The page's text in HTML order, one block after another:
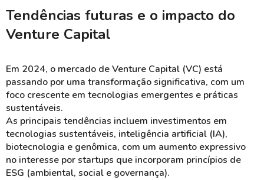
Tendências futuras e o impacto do
Venture Capital
Em 2024, o mercado de Venture Capital (VC) está
passando por uma transformação significativa, com um
foco crescente em tecnologias emergentes e práticas
sustentáveis.
As principais tendências incluem investimentos em
tecnologias sustentáveis, inteligência artificial (IA),
biotecnologia e genômica, com um aumento expressivo
no interesse por startups que incorporam princípios de
ESG (ambiental, social e governança).